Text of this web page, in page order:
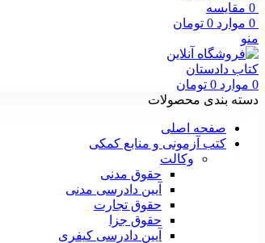
0 مقایسه
0 موارد 0 تومان
منو
0 موارد 0 تومان
دسته بندی محصولات
صفحه اصلی
کتب آزمونی و منابع کمکی
وکالت
حقوق مدنی
آیین دادرسی مدنی
حقوق تجارت
حقوق جزا
آیین دادرسی کیفری